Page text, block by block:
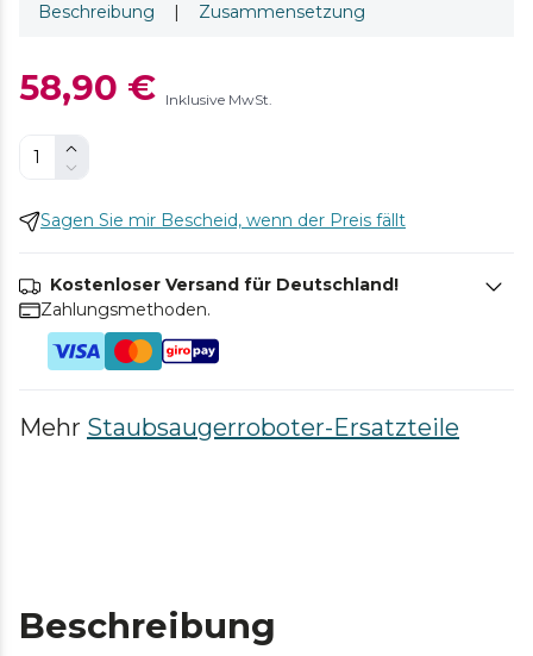
Beschreibung | Zusammensetzung
58,90 € Inklusive MwSt.
Sagen Sie mir Bescheid, wenn der Preis fällt
Kostenloser Versand für Deutschland!
Zahlungsmethoden.
Mehr Staubsaugerroboter-Ersatzteile
Beschreibung